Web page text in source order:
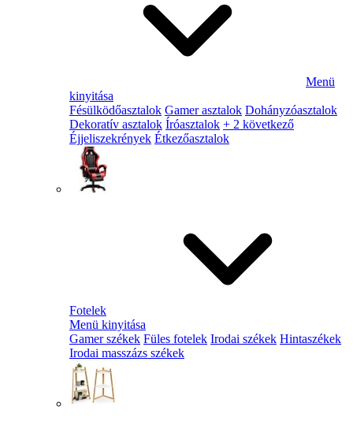
Menü
kinyitása
Fésülködőasztalok Gamer asztalok Dohányzóasztalok
Dekoratív asztalok Íróasztalok + 2 következő
Éjjeliszekrények Étkezőasztalok
Fotelek
Menü kinyitása
Gamer székek Füles fotelek Irodai székek Hintaszékek
Irodai masszázs székek